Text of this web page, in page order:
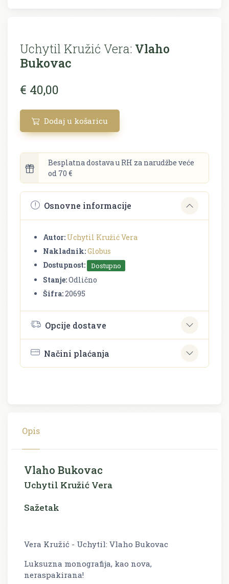
Uchytil Kružić Vera: Vlaho
Bukovac
€ 40,00
Dodaj u košaricu
Besplatna dostava u RH za narudžbe veće
od 70 €
Osnovne informacije
Autor: Uchytil Kružić Vera
Nakladnik:Globus
Dostupnost:
Dostupno
Stanje:Odlično
Šifra:20695
Opcije dostave
Načini plaćanja
Opis
Vlaho Bukovac
Uchytil Kružić Vera
Sažetak
Vera Kružić - Uchytil: Vlaho Bukovac
Luksuzna monografija, kao nova,
neraspakirana!